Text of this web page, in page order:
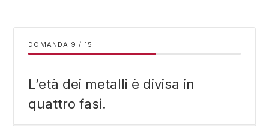
DOMANDA / 15
L’età dei metalli è divisa in
quattro fasi.